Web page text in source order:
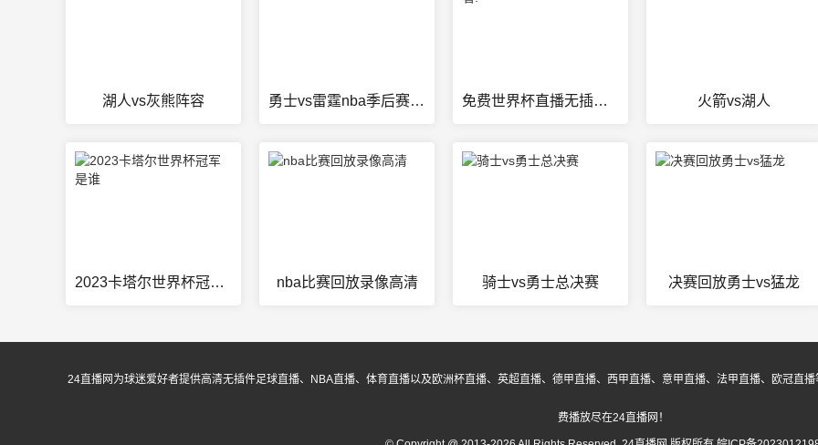
湖人vs灰熊阵容 勇士vs雷霆nba季后赛g4 免费世界杯直播无插件观看. 火箭vs湖人
2023卡塔尔世界杯冠军是谁 nba比赛回放录像高清 骑士vs勇士总决赛 决赛回放勇士vs猛龙
24直播网为球迷爱好者提供高清无插件足球直播、NBA直播、体育直播以及欧洲杯直播、英超直播、德甲直播、西甲直播、意甲直播、法甲直播、欧冠直
费播放尽在24直播网！